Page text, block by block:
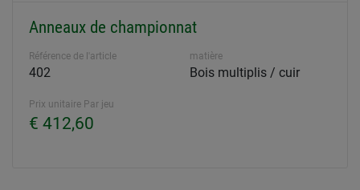
Anneaux de championnat
Référence de l'article
402
matière
Bois multiplis / cuir
Prix unitaire Par jeu
€ 412,60